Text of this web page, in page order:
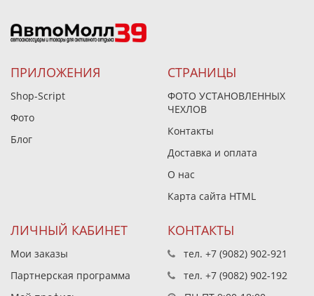
ПРИЛОЖЕНИЯ
Shop-Script
Фото
Блог
СТРАНИЦЫ
ФОТО УСТАНОВЛЕННЫХ
ЧЕХЛОВ
Контакты
Доставка и оплата
О нас
Карта сайта HTML
ЛИЧНЫЙ КАБИНЕТ
Мои заказы
Партнерская программа
КОНТАКТЫ
тел. +7 (9082) 902-921
тел. +7 (9082) 902-192